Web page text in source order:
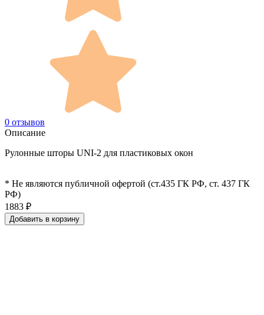
0 отзывов
Описание
Рулонные шторы UNI-2 для пластиковых окон
* Не являются публичной офертой (ст.435 ГК РФ, cт. 437 ГК
РФ)
1883 ₽
Добавить в корзину